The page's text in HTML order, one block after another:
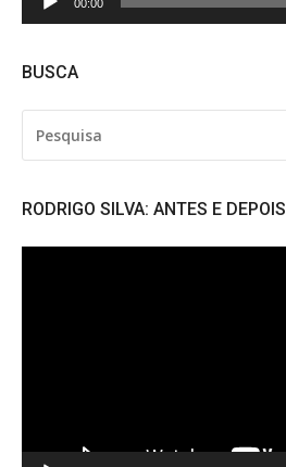
00:00
BUSCA
POR:
RODRIGO SILVA: ANTES E DEPOIS